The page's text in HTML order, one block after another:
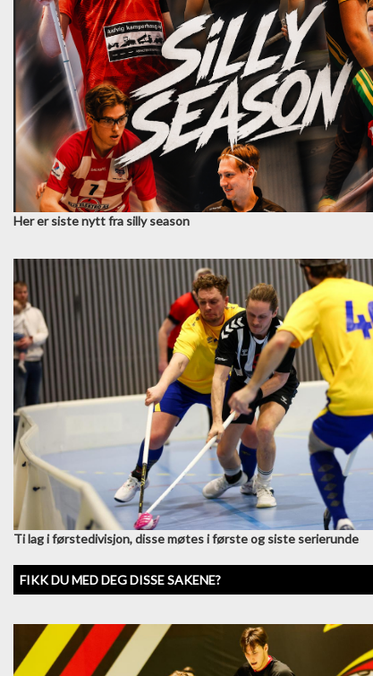
Her er siste nytt fra silly season
Ti lag i førstedivisjon, disse møtes i første og siste serierunde
FIKK DU MED DEG DISSE SAKENE?